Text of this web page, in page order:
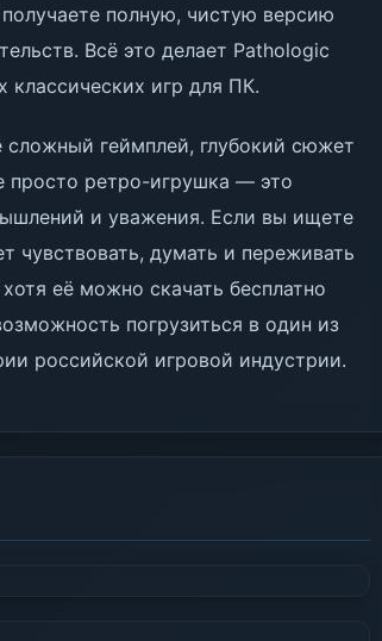
полную, чистую версию
Всё это делает Pathologic
игр для ПК.
сложный геймплей, глубокий сюжет
просто ретро-игрушка — это
и уважения. Если вы ищете
чувствовать, думать и переживать
её можно скачать бесплатно
погрузиться в один из
российской игровой индустрии.